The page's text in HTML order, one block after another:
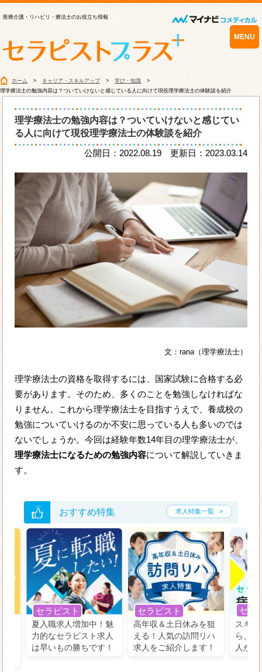
医療介護・リハビリ・療法士のお役立ち情報
MENU
ホーム キャリア・スキルアップ
学び・知識
理学療法士の勉強内容は？ついていけないと感じている人に向けて現役理学療法士の体験談を紹介
理学療法士の勉強内容は？ついていけないと感じてい
る人に向けて現役理学療法士の体験談を紹介
公開日：2022.08.19 更新日：2023.03.14
文：rana（理学療法士）
理学療法士の資格を取得するには、国家試験に合格する必
要があります。そのため、多くのことを勉強しなければな
りません。これから理学療法士を目指すうえで、養成校の
勉強についていけるのか不安に思っている人も多いのでは
ないでしょうか。今回は経験年数14年目の理学療法士が、
理学療法士になるための勉強内容について解説していきま
す。
おすすめ特集 求人特集一覧
セラピスト
夏入職求人増加中！魅
力的なセラピスト求人
は早いもの勝ちです！
セラピスト
高年収＆土日休みを狙
える！人気の訪問リハ
求人をご紹介します！
セラ
スキル
ら、
人が